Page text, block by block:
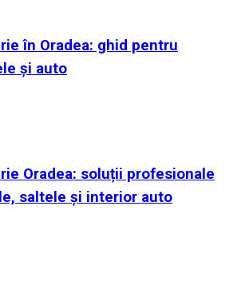
în Oradea: ghid pentru
și auto
Oradea: soluții profesionale
saltele și interior auto